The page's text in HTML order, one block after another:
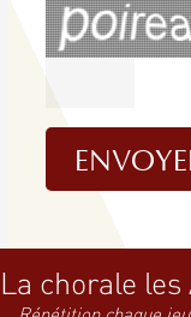
La chorale